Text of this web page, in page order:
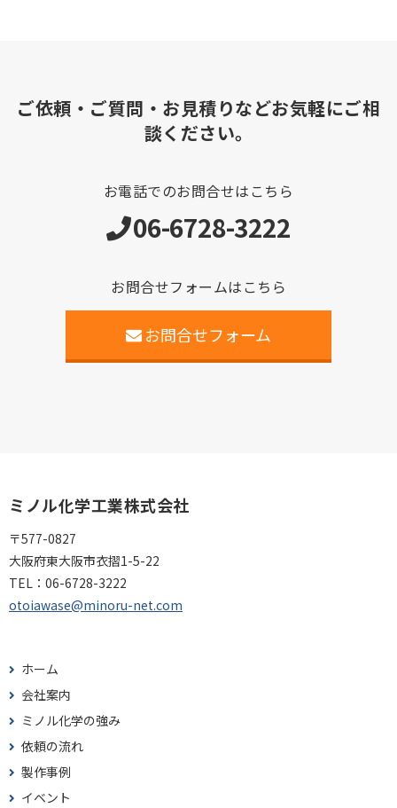
ご依頼・ご質問・お見積りなどお気軽にご相
談ください。
お電話でのお問合せはこちら
06-6728-3222
お問合せフォームはこちら
お問合せフォーム
ミノル化学工業株式会社
〒577-0827
大阪府東大阪市衣摺1-5-22
TEL： 06-6728-3222
otoiawase@minoru-net.com
ホーム
会社案内
ミノル化学の強み
依頼の流れ
製作事例
イベント